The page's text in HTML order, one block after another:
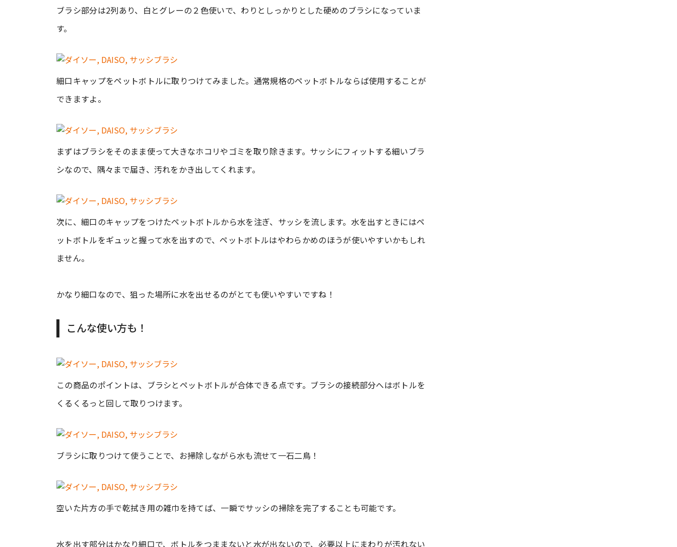
ブラシ部分は2列あり、白とグレーの２色使いで、わりとしっかりとした硬めのブラシになっていま
す。
細口キャップをペットボトルに取りつけてみました。通常規格のペットボトルならば使用することが
できますよ。
まずはブラシをそのまま使って大きなホコリやゴミを取り除きます。サッシにフィットする細いブラ
シなので、隅々まで届き、汚れをかき出してくれます。
次に、細口のキャップをつけたペットボトルから水を注ぎ、サッシを流します。水を出すときにはペ
ットボトルをギュッと握って水を出すので、ペットボトルはやわらかめのほうが使いやすいかもしれ
ません。
かなり細口なので、狙った場所に水を出せるのがとても使いやすいですね！
こんな使い方も！
この商品のポイントは、ブラシとペットボトルが合体できる点です。ブラシの接続部分へはボトルを
くるくるっと回して取りつけます。
ブラシに取りつけて使うことで、お掃除しながら水も流せて一石二鳥！
空いた片方の手で乾拭き用の雑巾を持てば、一瞬でサッシの掃除を完了することも可能です。
水を出す部分はかなり細口で、ボトルをつままないと水が出ないので、必要以上にまわりが汚れない